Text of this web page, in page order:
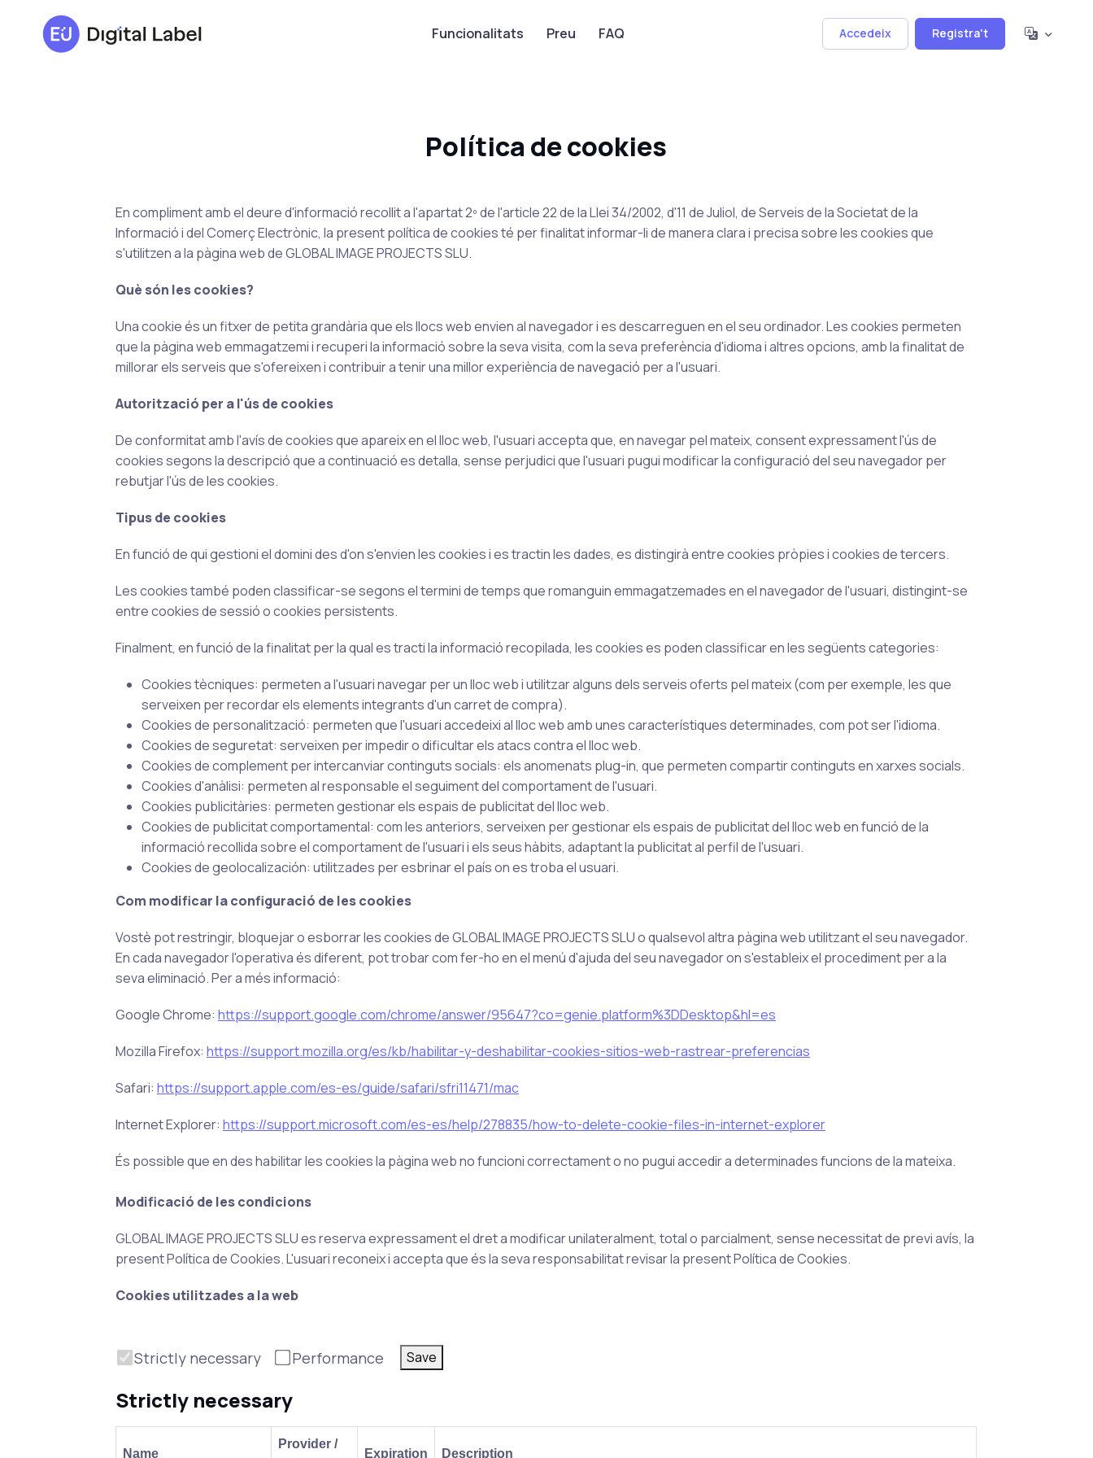
Funcionalitats Preu FAQ Accedeix Registra't
Política de cookies
En compliment amb el deure d'informació recollit a l'apartat 2º de l'article 22 de la Llei 34/2002, d'11 de Juliol, de Serveis de la Societat de la
Informació i del Comerç Electrònic, la present política de cookies té per finalitat informar-li de manera clara i precisa sobre les cookies que
s'utilitzen a la pàgina web de GLOBAL IMAGE PROJECTS SLU.
Què són les cookies?
Una cookie és un fitxer de petita grandària que els llocs web envien al navegador i es descarreguen en el seu ordinador. Les cookies permeten
que la pàgina web emmagatzemi i recuperi la informació sobre la seva visita, com la seva preferència d'idioma i altres opcions, amb la finalitat de
millorar els serveis que s'ofereixen i contribuir a tenir una millor experiència de navegació per a l'usuari.
Autorització per a l'ús de cookies
De conformitat amb l'avís de cookies que apareix en el lloc web, l'usuari accepta que, en navegar pel mateix, consent expressament l'ús de
cookies segons la descripció que a continuació es detalla, sense perjudici que l'usuari pugui modificar la configuració del seu navegador per
rebutjar l'ús de les cookies.
Tipus de cookies
En funció de qui gestioni el domini des d'on s'envien les cookies i es tractin les dades, es distingirà entre cookies pròpies i cookies de tercers.
Les cookies també poden classificar-se segons el termini de temps que romanguin emmagatzemades en el navegador de l'usuari, distingint-se
entre cookies de sessió o cookies persistents.
Finalment, en funció de la finalitat per la qual es tracti la informació recopilada, les cookies es poden classificar en les següents categories:
Cookies tècniques: permeten a l'usuari navegar per un lloc web i utilitzar alguns dels serveis oferts pel mateix (com per exemple, les que
serveixen per recordar els elements integrants d'un carret de compra).
Cookies de personalització: permeten que l'usuari accedeixi al lloc web amb unes característiques determinades, com pot ser l'idioma.
Cookies de seguretat: serveixen per impedir o dificultar els atacs contra el lloc web.
Cookies de complement per intercanviar continguts socials: els anomenats plug-in, que permeten compartir continguts en xarxes socials.
Cookies d'anàlisi: permeten al responsable el seguiment del comportament de l'usuari.
Cookies publicitàries: permeten gestionar els espais de publicitat del lloc web.
Cookies de publicitat comportamental: com les anteriors, serveixen per gestionar els espais de publicitat del lloc web en funció de la
informació recollida sobre el comportament de l'usuari i els seus hàbits, adaptant la publicitat al perfil de l'usuari.
Cookies de geolocalización: utilitzades per esbrinar el país on es troba el usuari.
Com modificar la configuració de les cookies
Vostè pot restringir, bloquejar o esborrar les cookies de GLOBAL IMAGE PROJECTS SLU o qualsevol altra pàgina web utilitzant el seu navegador.
En cada navegador l'operativa és diferent, pot trobar com fer-ho en el menú d'ajuda del seu navegador on s'estableix el procediment per a la
seva eliminació. Per a més informació:
Google Chrome: https://support.google.com/chrome/answer/95647?co=genie.platform%3DDesktop&hl=es
Mozilla Firefox: https://support.mozilla.org/es/kb/habilitar-y-deshabilitar-cookies-sitios-web-rastrear-preferencias
Safari: https://support.apple.com/es-es/guide/safari/sfri11471/mac
Internet Explorer: https://support.microsoft.com/es-es/help/278835/how-to-delete-cookie-files-in-internet-explorer
És possible que en des habilitar les cookies la pàgina web no funcioni correctament o no pugui accedir a determinades funcions de la mateixa.
Modificació de les condicions
GLOBAL IMAGE PROJECTS SLU es reserva expressament el dret a modificar unilateralment, total o parcialment, sense necessitat de previ avís, la
present Política de Cookies. L'usuari reconeix i accepta que és la seva responsabilitat revisar la present Política de Cookies.
Cookies utilitzades a la web
Strictly necessary Performance Save
Strictly necessary
Name
Provider /
Expiration Description